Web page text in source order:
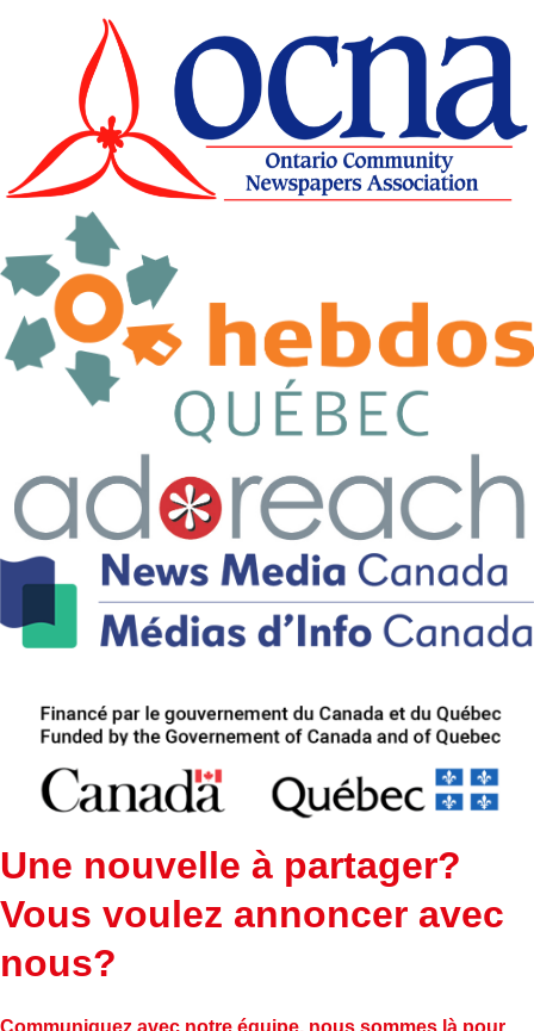
Une nouvelle à partager?
Vous voulez annoncer avec
nous?